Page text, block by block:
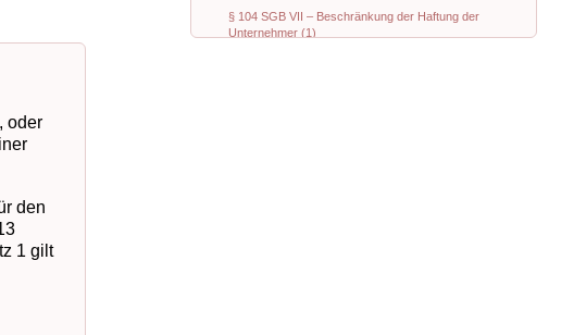
oder
den
1 gilt
§ 104 SGB VII – Beschränkung der Haftung der
Unternehmer (1)